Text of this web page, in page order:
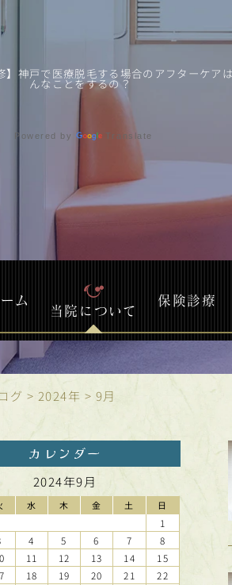
】神戸で医療脱毛する場合のアフターケア
んなことをするの？
Powered by Translate
グ > 2024年 > 9月
ム
当院について
保険診療
カレンダー
2024年9月
水 木 金 土 日
1
4 5 6 7
8
11 12 13 14
15
18 19 20 21
22